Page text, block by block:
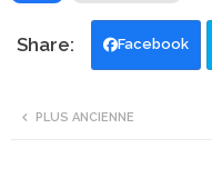
Facebook
PLUS ANCIENNE